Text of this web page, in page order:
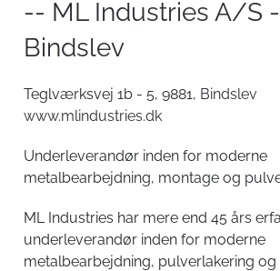
-- ML Industries A/S
Bindslev
Teglværksvej 1b - 5, 9881, Bindslev
www.mlindustries.dk
Underleverandør inden for moderne
metalbearbejdning, montage og
ML Industries har mere end 45 års
underleverandør inden for moderne
metalbearbejdning, pulverlakering